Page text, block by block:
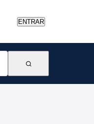
ENTRAR